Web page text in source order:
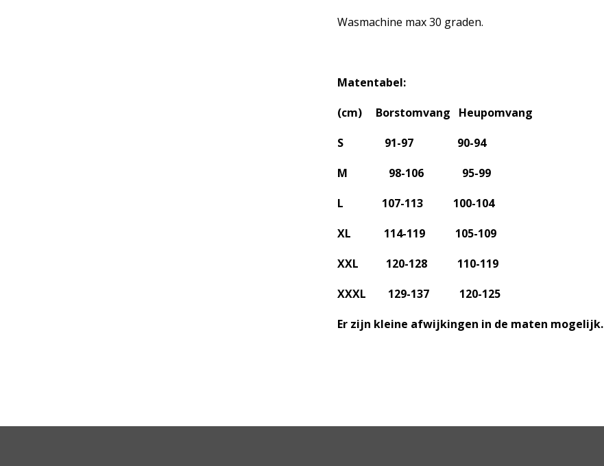
Wasmachine max 30 graden.
Matentabel:
(cm) Borstomvang Heupomvang
S 91-97 90-94
M 98-106 95-99
L 107-113 100-104
XL 114-119 105-109
XXL 120-128 110-119
XXXL 129-137 120-125
Er zijn kleine afwijkingen in de maten mogelijk.